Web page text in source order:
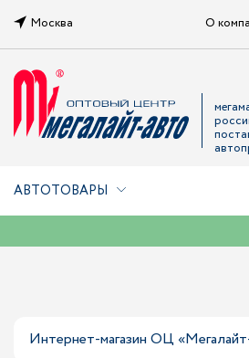
Москва О
АВТОТОВАРЫ
Интернет-магазин ОЦ